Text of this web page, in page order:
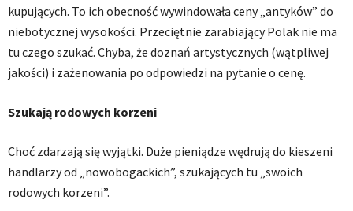
kupujących. To ich obecność wywindowała ceny „antyków” do
niebotycznej wysokości. Przeciętnie zarabiający Polak nie ma
tu czego szukać. Chyba, że doznań artystycznych (wątpliwej
jakości) i zażenowania po odpowiedzi na pytanie o cenę.
Szukają rodowych korzeni
Choć zdarzają się wyjątki. Duże pieniądze wędrują do kieszeni
handlarzy od „nowobogackich”, szukających tu „swoich
rodowych korzeni”.